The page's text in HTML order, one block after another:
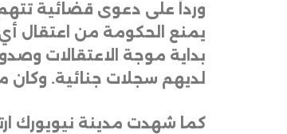
ورداً على دعوى قضائية تتهم
يمنع الحكومة من اعتقال
بداية موجة الاعتقالات
لديهم سجلات جنائية.
كما شهدت مدينة نيويورك